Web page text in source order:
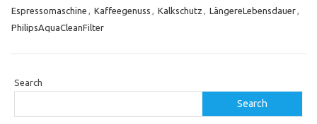
Espressomaschine , Kaffeegenuss , Kalkschutz , LängereLebensdauer,
PhilipsAquaCleanFilter
Search
Search